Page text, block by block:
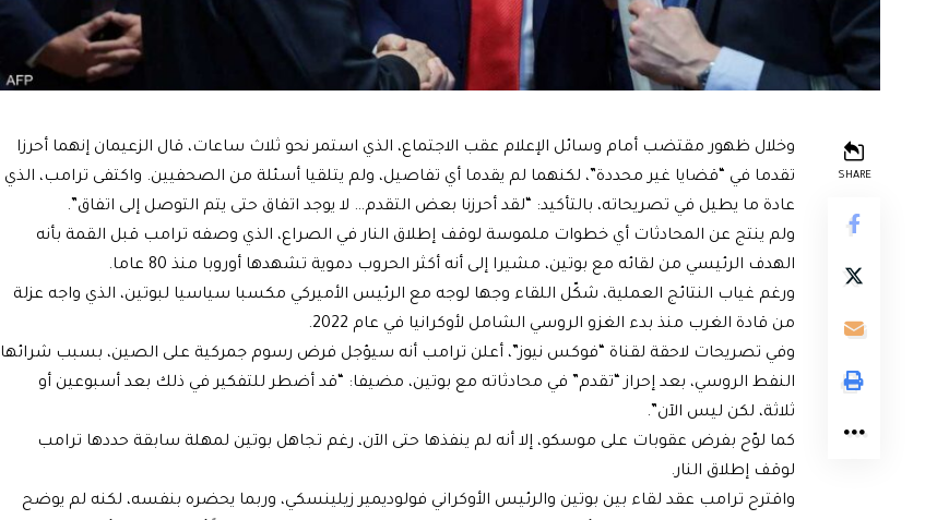
SHARE
وخلال ظهور مقتضب أمام وسائل الإعلام عقب الاجتماع، الذي استمر نحو ثلاث ساعات، قال الزعيمان إنهما أحرزا
تقدما في “قضايا غير محددة”، لكنهما لم يقدما أي تفاصيل، ولم يتلقيا أسئلة من الصحفيين. واكتفى ترامب، الذي
عادة ما يطيل في تصريحاته، بالتأكيد: “لقد أحرزنا بعض التقدم… لا يوجد اتفاق حتى يتم التوصل إلى اتفاق”.
ولم ينتج عن المحادثات أي خطوات ملموسة لوقف إطلاق النار في الصراع، الذي وصفه ترامب قبل القمة بأنه
الهدف الرئيسي من لقائه مع بوتين، مشيرا إلى أنه أكثر الحروب دموية تشهدها أوروبا منذ 80 عاما.
ورغم غياب النتائج العملية، شكّل اللقاء وجها لوجه مع الرئيس الأميركي مكسبا سياسيا لبوتين، الذي واجه عزلة
من قادة الغرب منذ بدء الغزو الروسي الشامل لأوكرانيا في عام 2022.
وفي تصريحات لاحقة لقناة “فوكس نيوز”، أعلن ترامب أنه سيؤجل فرض رسوم جمركية على الصين، بسبب شرائها
النفط الروسي، بعد إحراز “تقدم” في محادثاته مع بوتين، مضيفا: “قد أضطر للتفكير في ذلك بعد أسبوعين أو
ثلاثة، لكن ليس الآن”.
كما لوّح بفرض عقوبات على موسكو، إلا أنه لم ينفذها حتى الآن، رغم تجاهل بوتين لمهلة سابقة حددها ترامب
لوقف إطلاق النار.
واقترح ترامب عقد لقاء بين بوتين والرئيس الأوكراني فولوديمير زيلينسكي، وربما يحضره بنفسه، لكنه لم يوضح